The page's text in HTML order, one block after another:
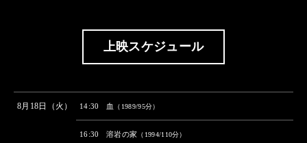
上映スケジュール
8月18日（火） 14:30 血 （1989/95分）
16:30 溶岩の家 （1994/110分）